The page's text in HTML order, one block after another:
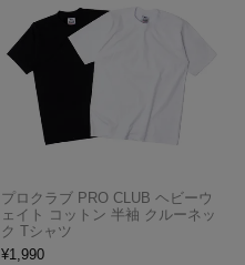
プロクラブ PRO CLUB ヘビーウ
ェイト コットン 半袖 クルーネッ
ク Tシャツ
¥1,990